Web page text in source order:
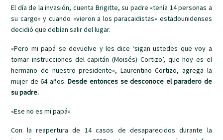
El día de la invasión, cuenta Brigitte, su padre «tenía 14 personas a
su cargo» y cuando «vieron a los paracaidistas» estadounidenses
decidió que debían salir del lugar.
«Pero mi papá se devuelve y les dice ‘sigan ustedes que voy a
tomar instrucciones del capitán (Moisés) Cortizo’, que hoy es el
hermano de nuestro presidente», Laurentino Cortizo, agrega la
mujer de 64 años.Desde entonces se desconoce el paradero de
su padre.
«Ese no es mi papá»
Con la reapertura de 14 casos de desaparecidos durante la